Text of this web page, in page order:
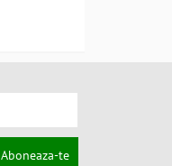
Aboneaza-te